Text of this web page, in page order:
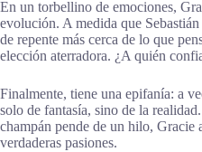
En un torbellino de emociones,
evolución. A medida que
de repente más cerca de lo que
elección aterradora. ¿A quién
Finalmente, tiene una epifanía: a
solo de fantasía, sino de la
champán pende de un hilo, Gracie
verdaderas pasiones.